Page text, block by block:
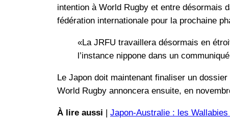
intention à World Rugby et entre désormais
fédération internationale pour la prochaine
«La JRFU travaillera désormais en
l’instance nippone dans un
Le Japon doit maintenant finaliser un
World Rugby annoncera ensuite, en
À lire aussi | Japon-Australie : les